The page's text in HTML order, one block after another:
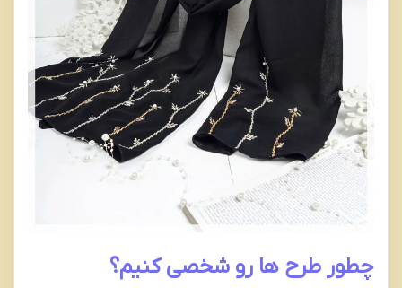
چطور طرح ها رو شخصی کنیم؟